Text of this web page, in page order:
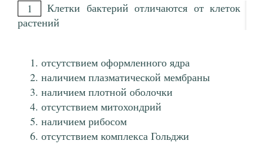
1
Клетки бактерий отличаются от клеток
растений
отсутствием оформленного ядра
наличием плазматической мембраны
наличием плотной оболочки
отсутствием митохондрий
наличием рибосом
отсутствием комплекса Гольджи